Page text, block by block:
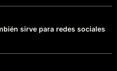
sirve para redes sociales